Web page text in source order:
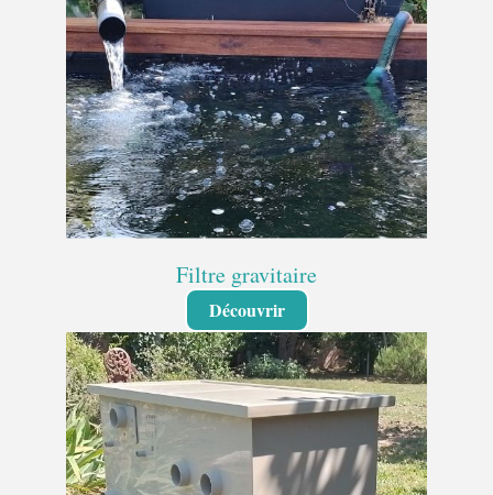
Filtre gravitaire
Découvrir